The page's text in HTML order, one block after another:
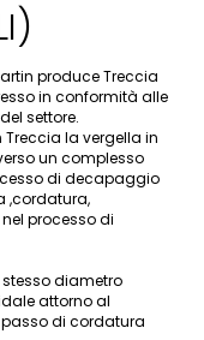
produce Treccia
in conformità alle
settore.
la vergella in
un complesso
di decapaggio
,cordatura,
processo di
diametro
attorno al
di cordatura